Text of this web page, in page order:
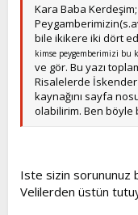
Kara Baba
bile ikikere iki dört
kimse peygemberimizi bu
ve gör. Bu yazı
Risalelerde İskender
kaynağını sayfa
olabilirim. Ben böyle
Iste sizin sorununuz
Velilerden üstün